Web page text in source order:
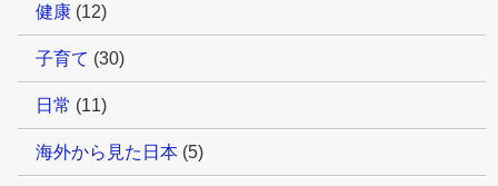
健康 (12)
子育て (30)
日常 (11)
海外から見た日本 (5)